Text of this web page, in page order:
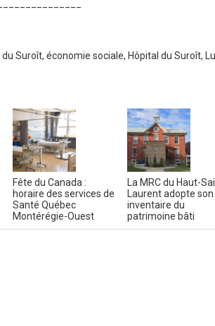
du Suroît, économie sociale, Hôpital du Suroît,
Fête du Canada :
horaire des services de
Santé Québec
Montérégie-Ouest
La MRC du Haut-
Laurent adopte son
inventaire du
patrimoine bâti